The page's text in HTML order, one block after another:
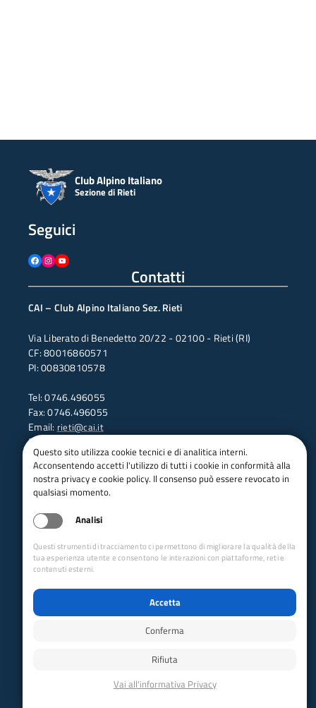
Club Alpino Italiano
Sezione di Rieti
Seguici
Facebook Instagram YouTube
Contatti
CAI – Club Alpino Italiano Sez. Rieti
Via Liberato di Benedetto 20/22 - 02100 - Rieti (RI)
CF: 80016860571
PI: 00830810578
Tel: 0746.496055
Fax: 0746.496055
Email: rieti@cai.it
PEC:
Dove siamo
Questo sito utilizza cookie tecnici e di analitica interni.
Acconsentendo accetti l'utilizzo di tutti i cookie in conformità alla
nostra privacy e cookie policy. Il consenso può essere revocato in
qualsiasi momento.
Analisi
Questi strumenti di tracciamento ci permettono di migliorare la qualità della
tua esperienza utente e consentono le interazioni con piattaforme, reti e
contenuti esterni.
Accetta
Conferma
Rifiuta